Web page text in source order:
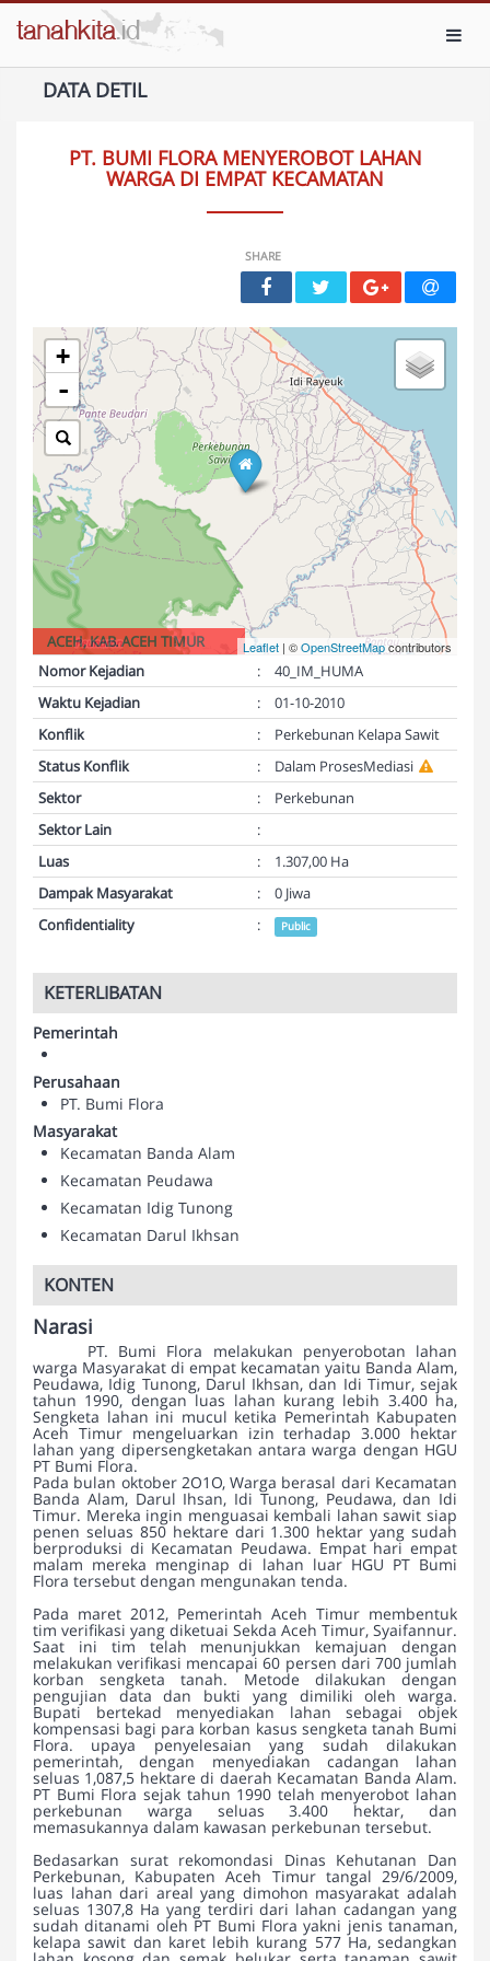
DATA DETIL
PT. BUMI FLORA MENYEROBOT LAHAN
WARGA DI EMPAT KECAMATAN
SHARE
+
-
Leaflet | ©OpenStreetMapcontributors
ACEH, KAB. ACEH TIMUR
Nomor Kejadian
:
40_IM_HUMA
Waktu Kejadian
:
01-10-2010
Konflik
:
Perkebunan Kelapa Sawit
Status Konflik
:
Dalam ProsesMediasi
Sektor
:
Perkebunan
Sektor Lain
:
Luas
:
1.307,00 Ha
Dampak Masyarakat
:
0 Jiwa
Confidentiality
: Public
KETERLIBATAN
Pemerintah
Perusahaan
PT. Bumi Flora
Masyarakat
Kecamatan Banda Alam
Kecamatan Peudawa
Kecamatan Idig Tunong
Kecamatan Darul Ikhsan
KONTEN
Narasi
PT. Bumi Flora melakukan penyerobotan lahan
warga Masyarakat di empat kecamatan yaitu Banda Alam,
Peudawa, Idig Tunong, Darul Ikhsan, dan Idi Timur, sejak
tahun 1990, dengan luas lahan kurang lebih 3.400 ha,
Sengketa lahan ini mucul ketika Pemerintah Kabupaten
Aceh Timur mengeluarkan izin terhadap 3.000 hektar
lahan yang dipersengketakan antara warga dengan HGU
PT Bumi Flora.
Pada bulan oktober 2O1O, Warga berasal dari Kecamatan
Banda Alam, Darul Ihsan, Idi Tunong, Peudawa, dan Idi
Timur. Mereka ingin menguasai kembali lahan sawit siap
penen seluas 850 hektare dari 1.300 hektar yang sudah
berproduksi di Kecamatan Peudawa. Empat hari empat
malam mereka menginap di lahan luar HGU PT Bumi
Flora tersebut dengan mengunakan tenda.
Pada maret 2012, Pemerintah Aceh Timur membentuk
tim verifikasi yang diketuai Sekda Aceh Timur, Syaifannur.
Saat ini tim telah menunjukkan kemajuan dengan
melakukan verifikasi mencapai 60 persen dari 700 jumlah
korban sengketa tanah. Metode dilakukan dengan
pengujian data dan bukti yang dimiliki oleh warga.
Bupati bertekad menyediakan lahan sebagai objek
kompensasi bagi para korban kasus sengketa tanah Bumi
Flora. upaya penyelesaian yang sudah dilakukan
pemerintah, dengan menyediakan cadangan lahan
seluas 1,087,5 hektare di daerah Kecamatan Banda Alam.
PT Bumi Flora sejak tahun 1990 telah menyerobot lahan
perkebunan warga seluas 3.400 hektar, dan
memasukannya dalam kawasan perkebunan tersebut.
Bedasarkan surat rekomondasi Dinas Kehutanan Dan
Perkebunan, Kabupaten Aceh Timur tangal 29/6/2009,
luas lahan dari areal yang dimohon masyarakat adalah
seluas 1307,8 Ha yang terdiri dari lahan cadangan yang
sudah ditanami oleh PT Bumi Flora yakni jenis tanaman,
kelapa sawit dan karet lebih kurang 577 Ha, sedangkan